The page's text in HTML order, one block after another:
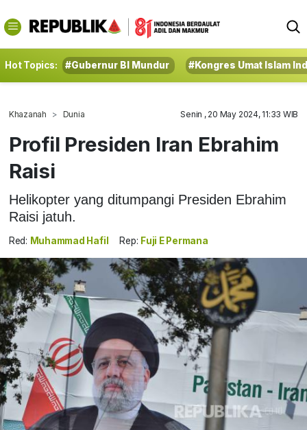
Hot Topics: #Gubernur BI Mundur #Kongres Umat Islam
Khazanah Dunia Senin , 20 May 2024, 11:33 WIB
Profil Presiden Iran Ebrahim
Raisi
Helikopter yang ditumpangi Presiden Ebrahim
Raisi jatuh.
Red: Muhammad Hafil Rep: Fuji E Permana